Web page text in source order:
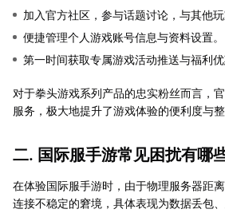
加入官方社区，参与话题讨论，与其他玩
便捷管理个人游戏账号信息与资料设置。
第一时间获取专属游戏活动推送与福利优
对于拳头游戏系列产品的忠实粉丝而言，
服务，极大地提升了游戏体验的便利度与整
二. 国际服手游常见困扰有哪
在体验国际服手游时，由于物理服务器距
连接不稳定的窘境，具体表现为数据丢包